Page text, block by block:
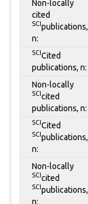
Non-locally
cited
SCI publications,
n:
SCI Cited
publications, n:
Non-locally
SCI cited
publications, n:
SCI Cited
SCI publications,
n:
Non-locally
SCI cited
SCI publications,
n: